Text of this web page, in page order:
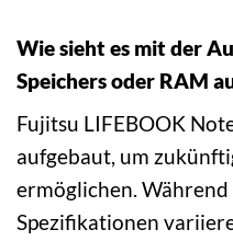
Wie sieht es mit der
Speichers oder RAM
Fujitsu LIFEBOOK
aufgebaut, um
ermöglichen. Während
Spezifikationen